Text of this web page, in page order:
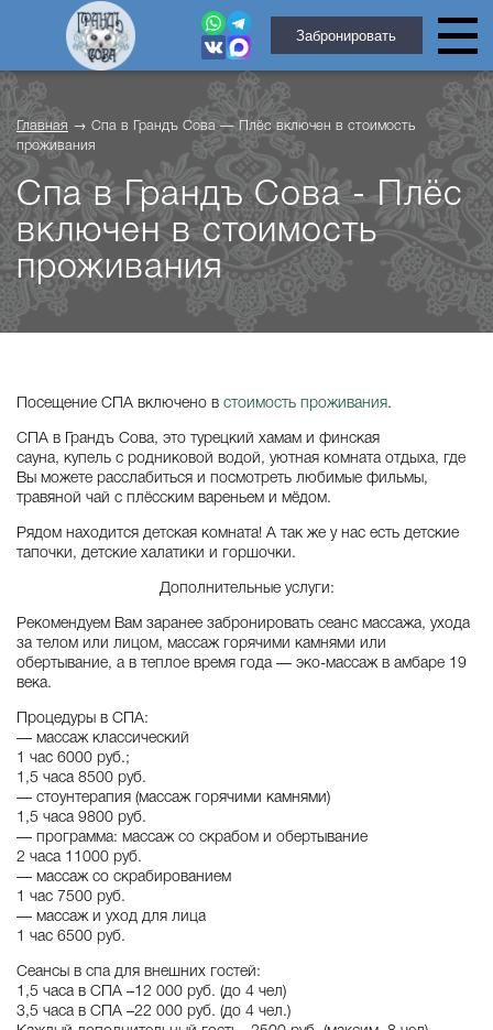
Забронировать
Главная → Спа в Грандъ Сова — Плёс включен в стоимость
проживания
Спа в Грандъ Сова - Плёс
включен в стоимость
проживания
Посещение СПА включено в стоимость проживания.
СПА в Грандъ Сова, это турецкий хамам и финская
сауна, купель с родниковой водой, уютная комната отдыха, где
Вы можете расслабиться и посмотреть любимые фильмы,
травяной чай с плёсским вареньем и мёдом.
Рядом находится детская комната! А так же у нас есть детские
тапочки, детские халатики и горшочки.
Дополнительные услуги:
Рекомендуем Вам заранее забронировать сеанс массажа, ухода
за телом или лицом, массаж горячими камнями или
обертывание, а в теплое время года — эко-массаж в амбаре 19
века.
Процедуры в СПА:
— массаж классический
1 час 6000 руб.;
1,5 часа 8500 руб.
— стоунтерапия (массаж горячими камнями)
1,5 часа 9800 руб.
— программа: массаж со скрабом и обертывание
2 часа 11000 руб.
— массаж со скрабированием
1 час 7500 руб.
— массаж и уход для лица
1 час 6500 руб.
Сеансы в спа для внешних гостей:
1,5 часа в СПА –12 000 руб. (до 4 чел)
3,5 часа в СПА –22 000 руб. (до 4 чел.)